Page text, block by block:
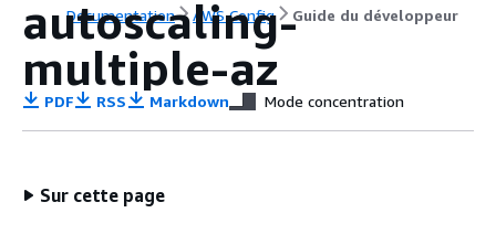
Documentation AWS Config Guide du développeur
autoscaling-
multiple-az
PDF RSS Markdown Mode concentration
Sur cette page